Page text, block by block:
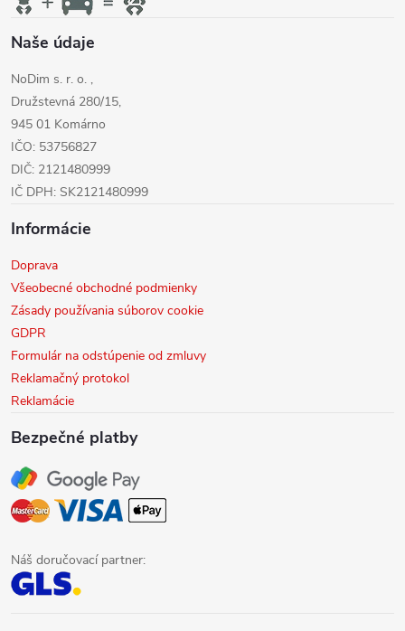
e
Naše údaje
NoDim s. r. o. ,
Družstevná 280/15,
945 01 Komárno
IČO: 53756827
DIČ: 2121480999
IČ DPH: SK2121480999
Informácie
Doprava
Všeobecné obchodné podmienky
Zásady používania súborov cookie
GDPR
Formulár na odstúpenie od zmluvy
Reklamačný protokol
Reklamácie
Bezpečné platby
Náš doručovací partner: